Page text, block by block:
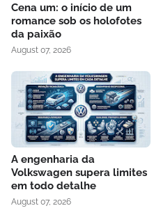
Cena um: o início de um
romance sob os holofotes
da paixão
August 07, 2026
A engenharia da
Volkswagen supera limites
em todo detalhe
August 07, 2026